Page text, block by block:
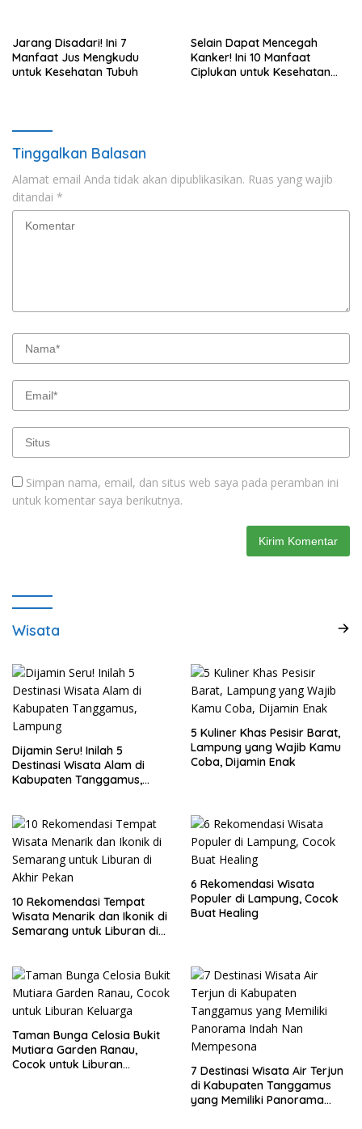
Jarang Disadari! Ini 7
Manfaat Jus Mengkudu
untuk Kesehatan Tubuh
Selain Dapat Mencegah
Kanker! Ini 10 Manfaat
Ciplukan untuk Kesehatan
Tinggalkan Balasan
Alamat email Anda tidak akan dipublikasikan. Ruas yang wajib
ditandai *
Simpan nama, email, dan situs web saya pada peramban ini
untuk komentar saya berikutnya.
Wisata
Dijamin Seru! Inilah 5
Destinasi Wisata Alam di
Kabupaten Tanggamus,
5 Kuliner Khas Pesisir Barat,
Lampung yang Wajib Kamu
Coba, Dijamin Enak
10 Rekomendasi Tempat
Wisata Menarik dan Ikonik di
Semarang untuk Liburan di
6 Rekomendasi Wisata
Populer di Lampung, Cocok
Buat Healing
Taman Bunga Celosia Bukit
Mutiara Garden Ranau,
Cocok untuk Liburan
7 Destinasi Wisata Air Terjun
di Kabupaten Tanggamus
yang Memiliki Panorama